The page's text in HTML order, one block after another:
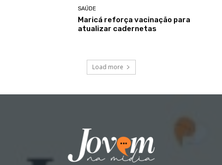
SAÚDE
Maricá reforça vacinação para
atualizar cadernetas
Load more